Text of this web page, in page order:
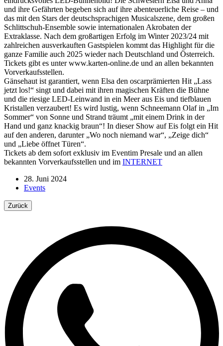
und ihre Gefährten begeben sich auf ihre abenteuerliche Reise – und
das mit den Stars der deutschsprachigen Musicalszene, dem großen
Schlittschuh-Ensemble sowie internationalen Akrobaten der
Extraklasse. Nach dem großartigen Erfolg im Winter 2023/24 mit
zahlreichen ausverkauften Gastspielen kommt das Highlight für die
ganze Familie auch 2025 wieder nach Deutschland und Österreich.
Tickets gibt es unter www.karten-online.de und an allen bekannten
Vorverkaufsstellen.
Gänsehaut ist garantiert, wenn Elsa den oscarprämierten Hit „Lass
jetzt los!“ singt und dabei mit ihren magischen Kräften die Bühne
und die riesige LED-Leinwand in ein Meer aus Eis und tiefblauen
Kristallen verzaubert! Es wird lustig, wenn Schneemann Olaf in „Im
Sommer“ von Sonne und Strand träumt „mit einem Drink in der
Hand und ganz knackig braun“! In dieser Show auf Eis folgt ein Hit
auf den anderen, darunter „Wo noch niemand war“, „Zeige dich“
und „Liebe öffnet Türen“.
Tickets ab dem sofort exklusiv im Eventim Presale und an allen
bekannten Vorverkaufsstellen und im INTERNET
28. Juni 2024
Events